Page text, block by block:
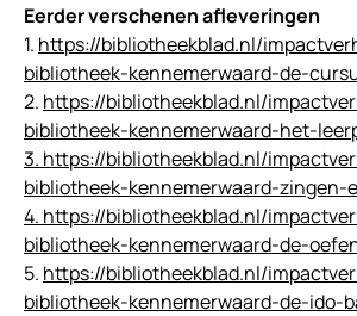
Eerder verschenen afleveringen
1. https://bibliotheekblad.nl/
bibliotheek-kennemerwaard-de-
2. https://bibliotheekblad.nl/
bibliotheek-kennemerwaard-het-
3. https://bibliotheekblad.nl/
bibliotheek-kennemerwaard-zingen-
4. https://bibliotheekblad.nl/
bibliotheek-kennemerwaard-de-
5. https://bibliotheekblad.nl/
bibliotheek-kennemerwaard-de-ido-